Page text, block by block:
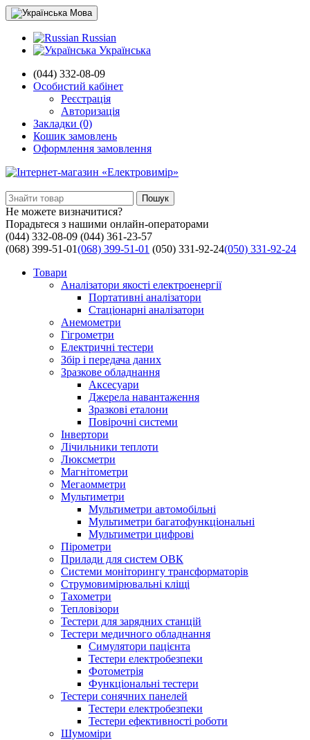
Мова
Russian
Українська
(044) 332-08-09
Особистий кабінет
Реєстрація
Авторизація
Закладки (0)
Кошик замовлень
Оформлення замовлення
Пошук
Не можете визначитися?
Порадьтеся з нашими онлайн-операторами
(044) 332-08-09 (044) 361-23-57
(068) 399-51-01(068) 399-51-01 (050) 331-92-24(050) 331-92-24
Товари
Аналізатори якості електроенергії
Портативні аналізатори
Стаціонарні аналізатори
Анемометри
Гігрометри
Електричні тестери
Збір і передача даних
Зразкове обладнання
Аксесуари
Джерела навантаження
Зразкові еталони
Повірочні системи
Інвертори
Лічильники теплоти
Люксметри
Магнітометри
Мегаомметри
Мультиметри
Мультиметри автомобільні
Мультиметри багатофункціональні
Мультиметри цифрові
Пірометри
Прилади для систем ОВК
Системи моніторингу трансформаторів
Струмовимірювальні кліщі
Тахометри
Тепловізори
Тестери для зарядних станцій
Тестери медичного обладнання
Симулятори пацієнта
Тестери електробезпеки
Фотометрія
Функціональні тестери
Тестери сонячних панелей
Тестери електробезпеки
Тестери ефективності роботи
Шумоміри